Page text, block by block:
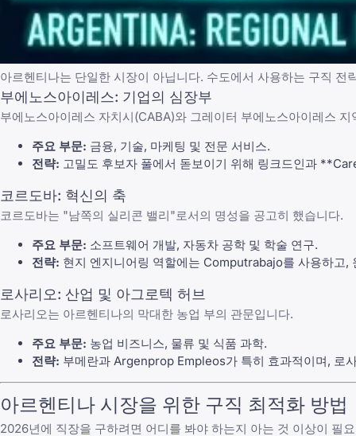
아르헨티나는 단일한 시장이 아닙니다. 수도에서 사용하는 구직
부에노스아이레스: 기업의 심장부
부에노스아이레스 자치시(CABA)와 그레이터 부에노스아이레스
주요 부문: 금융, 기술, 마케팅 및 전문 서비스.
전략: 고밀도 후보자 풀에서 돋보이기 위해 링크드인과 **
코르도바: 혁신의 축
코르도바는 "남쪽의 실리콘 밸리"로서의 명성을 공고히 했습니다.
주요 부문: 소프트웨어 개발, 자동차 공학 및 학술 연구.
전략: 현지 엔지니어링 역할에는 Computrabajo를 사용하고,
로사리오: 산업 및 아그로텍 허브
로사리오는 아르헨티나의 막대한 농업 부의 관문입니다.
주요 부문: 농업 비즈니스, 물류 및 식품 과학.
전략: 부메란과 Argenprop Empleos가 특히 효과적이며, 로
아르헨티나 시장을 위한 구직 최적화 방법
2026년에 직장을 구하려면 어디를 봐야 하는지 아는 것 이상이 필